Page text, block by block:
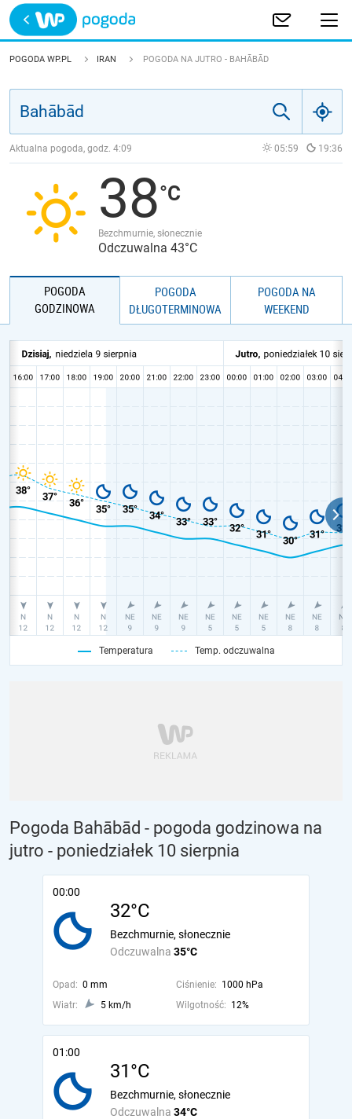
Trwa ładowanie
POLSKA
JAKOŚĆ POWIETRZA
POGODA WP.PL IRAN POGODA NA JUTRO - BAHĀBĀD
Aktualna pogoda, godz. 4:09 05:59 19:36
38
Bezchmurnie, słonecznie
Odczuwalna 43°C
POGODA
GODZINOWA
POGODA
DŁUGOTERMINOWA
POGODA NA
WEEKEND
Temperatura Temp. odczuwalna
Pogoda Bahābād - pogoda godzinowa na
jutro - poniedziałek 10 sierpnia
00:00
32°C
Odczuwalna 35°C
Bezchmurnie, słonecznie
Opad: 0 mm Ciśnienie: 1000 hPa
Wiatr:
5 km/h Wilgotność: 12%
01:00
31°C
Odczuwalna 34°C
Bezchmurnie, słonecznie